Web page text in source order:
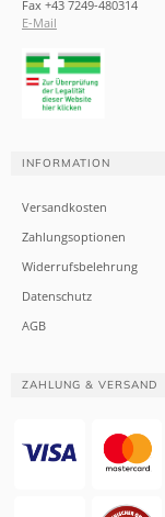
Fax +43 7249-480314
E-Mail
INFORMATION
Versandkosten
Zahlungsoptionen
Widerrufsbelehrung
Datenschutz
AGB
ZAHLUNG & VERSAND